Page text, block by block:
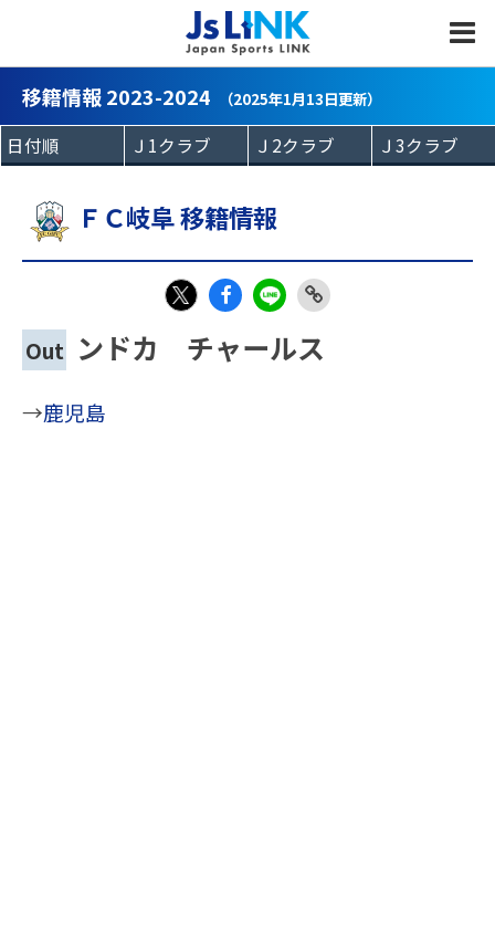
移籍情報 2023-2024 （2025年1月13日更新）
ＦＣ岐阜 移籍情報
eb
E
Copy
Out ンドカ チャールス
→鹿児島